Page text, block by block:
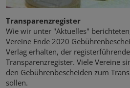
Transparenzregister
Wie wir unter "Aktuelles"
Vereine Ende 2020
Verlag erhalten, der
Transparenzregister. Viele Vereine
den Gebührenbescheiden zum
sollen.